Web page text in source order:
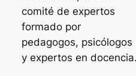
comité de expertos
formado por
pedagogos, psicólogos
y expertos en docencia.